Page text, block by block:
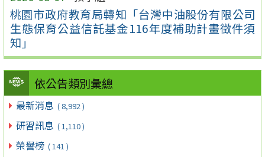
桃園市政府教育局轉知「台灣中油股份有限公司
生態保育公益信託基金116年度補助計畫徵件須
知」
依公告類別彙總
最新消息 ( 8,992 )
研習訊息 ( 1,110 )
榮譽榜 ( 141 )